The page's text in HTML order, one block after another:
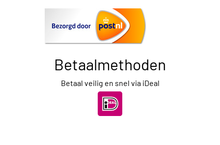
Betaalmethoden
Betaal veilig en snel via iDeal